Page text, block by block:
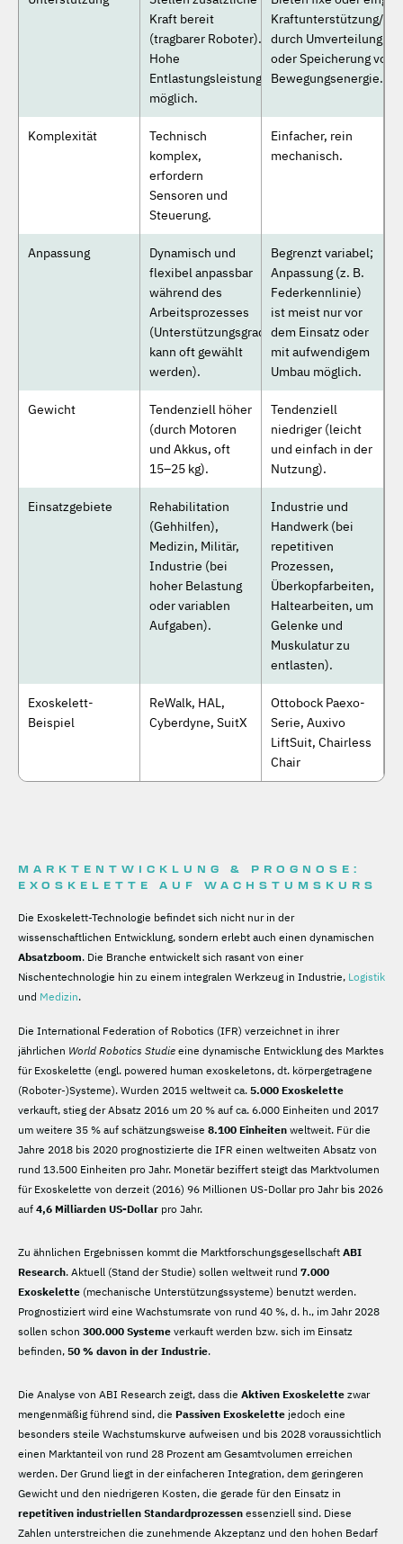
Kraft bereit
(tragbarer Roboter).
Hohe
Entlastungsleistung
möglich.
Kraftunterstützung/
durch Umverteilung
oder Speicherung von
Bewegungsenergie.
Komplexität
Technisch
komplex,
erfordern
Sensoren und
Steuerung.
Einfacher, rein
mechanisch.
Anpassung
Dynamisch und
flexibel anpassbar
während des
Arbeitsprozesses
(Unterstützungsgrad
kann oft gewählt
werden).
Begrenzt variabel;
Anpassung (z. B.
Federkennlinie)
ist meist nur vor
dem Einsatz oder
mit aufwendigem
Umbau möglich.
Gewicht
Tendenziell höher
(durch Motoren
und Akkus, oft
15–25 kg).
Tendenziell
niedriger (leicht
und einfach in der
Nutzung).
Einsatzgebiete
Rehabilitation
(Gehhilfen),
Medizin, Militär,
Industrie (bei
hoher Belastung
oder variablen
Aufgaben).
Industrie und
Handwerk (bei
repetitiven
Prozessen,
Überkopfarbeiten,
Haltearbeiten, um
Gelenke und
Muskulatur zu
entlasten).
Exoskelett-
Beispiel
ReWalk, HAL,
Cyberdyne, SuitX
Ottobock Paexo-
Serie, Auxivo
LiftSuit, Chairless
Chair
MARKTENTWICKLUNG & PROGNOSE:
EXOSKELETTE AUF WACHSTUMSKURS
Die Exoskelett-Technologie befindet sich nicht nur in der
wissenschaftlichen Entwicklung, sondern erlebt auch einen dynamischen
Absatzboom. Die Branche entwickelt sich rasant von einer
Nischentechnologie hin zu einem integralen Werkzeug in Industrie, Logistik
und Medizin.
Die International Federation of Robotics (IFR) verzeichnet in ihrer
jährlichen World Robotics Studie eine dynamische Entwicklung des Marktes
für Exoskelette (engl. powered human exoskeletons, dt. körpergetragene
(Roboter-)Systeme). Wurden 2015 weltweit ca. 5.000 Exoskelette
verkauft, stieg der Absatz 2016 um 20 % auf ca. 6.000 Einheiten und 2017
um weitere 35 % auf schätzungsweise 8.100 Einheiten weltweit. Für die
Jahre 2018 bis 2020 prognostizierte die IFR einen weltweiten Absatz von
rund 13.500 Einheiten pro Jahr. Monetär beziffert steigt das Marktvolumen
für Exoskelette von derzeit (2016) 96 Millionen US-Dollar pro Jahr bis 2026
auf 4,6 Milliarden US-Dollar pro Jahr.
Zu ähnlichen Ergebnissen kommt die Marktforschungsgesellschaft ABI
Research. Aktuell (Stand der Studie) sollen weltweit rund 7.000
Exoskelette (mechanische Unterstützungssysteme) benutzt werden.
Prognostiziert wird eine Wachstumsrate von rund 40 %, d. h., im Jahr 2028
sollen schon 300.000 Systeme verkauft werden bzw. sich im Einsatz
befinden, 50 % davon in der Industrie.
Die Analyse von ABI Research zeigt, dass die Aktiven Exoskelette zwar
mengenmäßig führend sind, die Passiven Exoskelette jedoch eine
besonders steile Wachstumskurve aufweisen und bis 2028 voraussichtlich
einen Marktanteil von rund 28 Prozent am Gesamtvolumen erreichen
werden. Der Grund liegt in der einfacheren Integration, dem geringeren
Gewicht und den niedrigeren Kosten, die gerade für den Einsatz in
repetitiven industriellen Standardprozessen essenziell sind. Diese
Zahlen unterstreichen die zunehmende Akzeptanz und den hohen Bedarf